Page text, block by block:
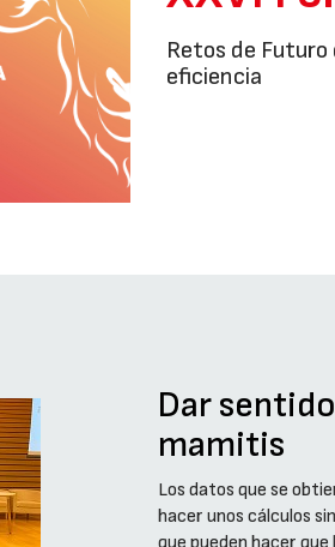
Retos de
eficiencia
Dar
mamitis
Los datos que se
hacer unos cálculos